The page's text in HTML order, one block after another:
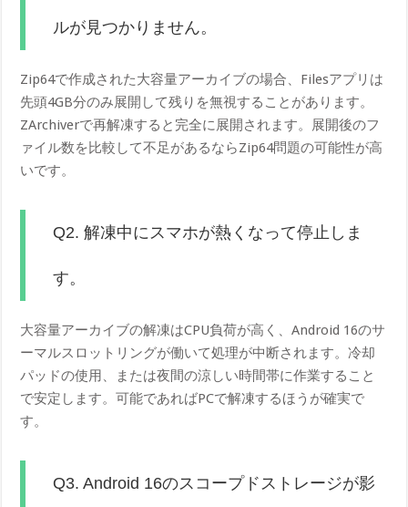
ルが見つかりません。
Zip64で作成された大容量アーカイブの場合、Filesアプリは
先頭4GB分のみ展開して残りを無視することがあります。
ZArchiverで再解凍すると完全に展開されます。展開後のフ
ァイル数を比較して不足があるならZip64問題の可能性が高
いです。
Q2. 解凍中にスマホが熱くなって停止しま
す。
大容量アーカイブの解凍はCPU負荷が高く、Android 16のサ
ーマルスロットリングが働いて処理が中断されます。冷却
パッドの使用、または夜間の涼しい時間帯に作業すること
で安定します。可能であればPCで解凍するほうが確実で
す。
Q3. Android 16のスコープドストレージが影